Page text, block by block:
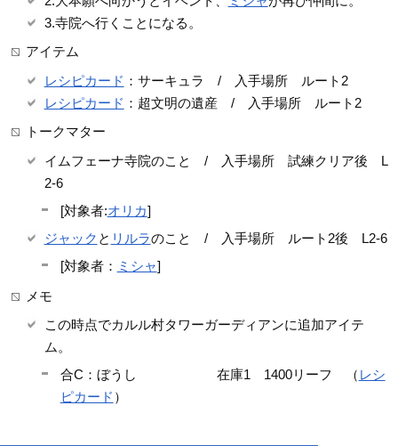
3.寺院へ行くことになる。
アイテム
レシピカード ：サーキュラ / 入手場所 ルート2
レシピカード ：超文明の遺産 / 入手場所 ルート2
トークマター
イムフェーナ寺院のこと / 入手場所 試練クリア後 L
2-6
[対象者:オリカ]
ジャック と リルラのこと / 入手場所 ルート2後 L2-6
[対象者： ミシャ]
メモ
この時点でカルル村タワーガーディアンに追加アイテ
ム。
合C：ぼうし 在庫1 1400リーフ （ レシ
ピカード ）